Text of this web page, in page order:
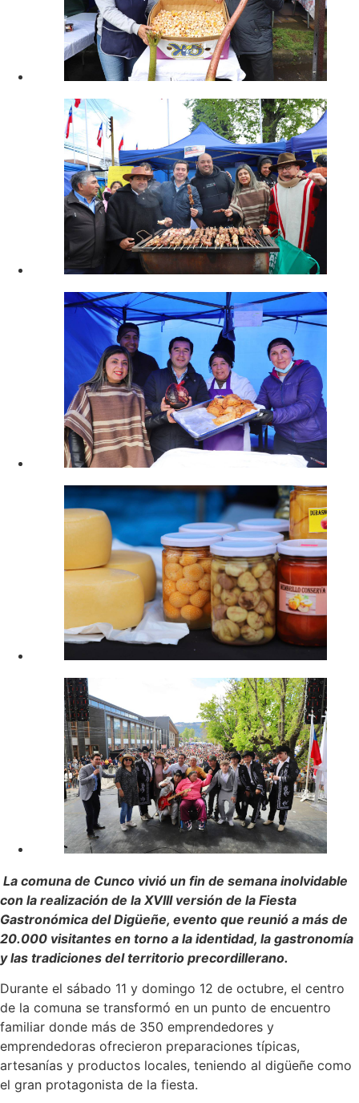
La comuna de Cunco vivió un fin de semana inolvidable
con la realización de la XVIII versión de la Fiesta
Gastronómica del Digüeñe, evento que reunió a más de
20.000 visitantes en torno a la identidad, la gastronomía
y las tradiciones del territorio precordillerano.
Durante el sábado 11 y domingo 12 de octubre, el centro
de la comuna se transformó en un punto de encuentro
familiar donde más de 350 emprendedores y
emprendedoras ofrecieron preparaciones típicas,
artesanías y productos locales, teniendo al digüeñe como
el gran protagonista de la fiesta.